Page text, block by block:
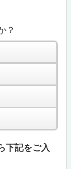
？
下記をご入